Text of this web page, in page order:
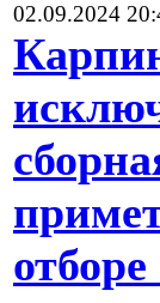
02.09.2024